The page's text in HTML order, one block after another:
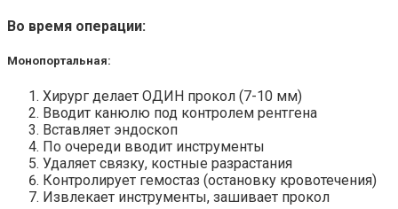
Во время операции:
Монопортальная:
Хирург делает ОДИН прокол (7-10 мм)
Вводит канюлю под контролем рентгена
Вставляет эндоскоп
По очереди вводит инструменты
Удаляет связку, костные разрастания
Контролирует гемостаз (остановку кровотечения)
Извлекает инструменты, зашивает прокол